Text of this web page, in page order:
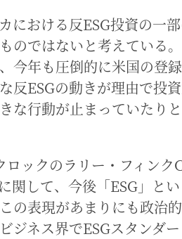
における反ESG投資の一
のではないと考えている
今年も圧倒的に米国の登
反ESGの動きが理由で投
な行動が止まっていたり
ックのラリー・フィンク
関して、今後「ESG」と
の表現があまりにも政治
ジネス界でESGスタンダ